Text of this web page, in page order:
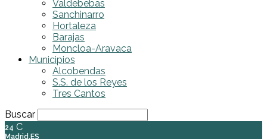
Valdebebas
Sanchinarro
Hortaleza
Barajas
Moncloa-Aravaca
Municipios
Alcobendas
S.S. de los Reyes
Tres Cantos
Buscar
24 C
Madrid,ES